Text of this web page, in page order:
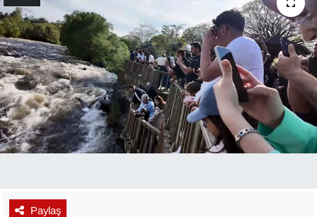
Paylaş
YEREL